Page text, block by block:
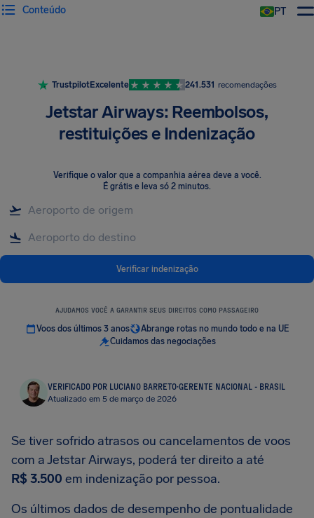
PT
Conteúdo
TrustpilotExcelente 241.531 recomendações
Jetstar Airways: Reembolsos,
restituições e Indenização
Verifique o valor que a companhia aérea deve a você.
É grátis e leva só 2 minutos.
Verificar indenização
AJUDAMOS VOCÊ A GARANTIR SEUS DIREITOS COMO PASSAGEIRO
Voos dos últimos 3 anos
Abrange rotas no mundo todo e na UE
Cuidamos das negociações
VERIFICADO POR LUCIANO BARRETO·GERENTE NACIONAL - BRASIL
Atualizado em 5 de março de 2026
Se tiver sofrido atrasos ou cancelamentos de voos
com a Jetstar Airways, poderá ter direito a até
R$ 3.500 em indenização por pessoa.
Os últimos dados de desempenho de pontualidade